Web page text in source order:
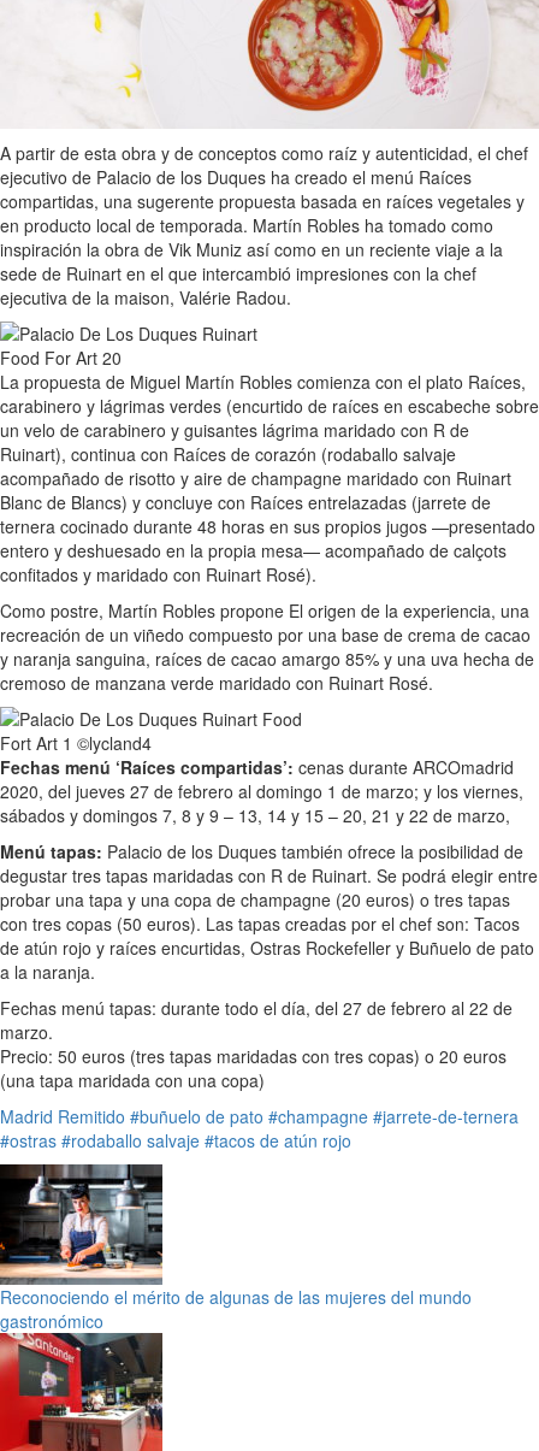
A partir de esta obra y de conceptos como raíz y autenticidad, el chef
ejecutivo de Palacio de los Duques ha creado el menú Raíces
compartidas, una sugerente propuesta basada en raíces vegetales y
en producto local de temporada. Martín Robles ha tomado como
inspiración la obra de Vik Muniz así como en un reciente viaje a la
sede de Ruinart en el que intercambió impresiones con la chef
ejecutiva de la maison, Valérie Radou.
La propuesta de Miguel Martín Robles comienza con el plato Raíces,
carabinero y lágrimas verdes (encurtido de raíces en escabeche sobre
un velo de carabinero y guisantes lágrima maridado con R de
Ruinart), continua con Raíces de corazón (rodaballo salvaje
acompañado de risotto y aire de champagne maridado con Ruinart
Blanc de Blancs) y concluye con Raíces entrelazadas (jarrete de
ternera cocinado durante 48 horas en sus propios jugos —presentado
entero y deshuesado en la propia mesa— acompañado de calçots
confitados y maridado con Ruinart Rosé).
Como postre, Martín Robles propone El origen de la experiencia, una
recreación de un viñedo compuesto por una base de crema de cacao
y naranja sanguina, raíces de cacao amargo 85% y una uva hecha de
cremoso de manzana verde maridado con Ruinart Rosé.
Fechas menú ‘Raíces compartidas’: cenas durante ARCOmadrid
2020, del jueves 27 de febrero al domingo 1 de marzo; y los viernes,
sábados y domingos 7, 8 y 9 – 13, 14 y 15 – 20, 21 y 22 de marzo,
Menú tapas: Palacio de los Duques también ofrece la posibilidad de
degustar tres tapas maridadas con R de Ruinart. Se podrá elegir entre
probar una tapa y una copa de champagne (20 euros) o tres tapas
con tres copas (50 euros). Las tapas creadas por el chef son: Tacos
de atún rojo y raíces encurtidas, Ostras Rockefeller y Buñuelo de pato
a la naranja.
Fechas menú tapas: durante todo el día, del 27 de febrero al 22 de
marzo.
Precio: 50 euros (tres tapas maridadas con tres copas) o 20 euros
(una tapa maridada con una copa)
Madrid Remitido #buñuelo de pato #champagne #jarrete-de-ternera
#ostras #rodaballo salvaje #tacos de atún rojo
Reconociendo el mérito de algunas de las mujeres del mundo
gastronómico